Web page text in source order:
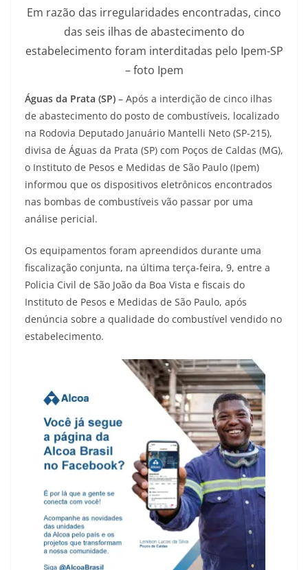
Em razão das irregularidades encontradas, cinco
das seis ilhas de abastecimento do
estabelecimento foram interditadas pelo Ipem-SP
– foto Ipem
Águas da Prata (SP) – Após a interdição de cinco ilhas
de abastecimento do posto de combustíveis, localizado
na Rodovia Deputado Januário Mantelli Neto (SP-215),
divisa de Águas da Prata (SP) com Poços de Caldas (MG),
o Instituto de Pesos e Medidas de São Paulo (Ipem)
informou que os dispositivos eletrônicos encontrados
nas bombas de combustíveis vão passar por uma
análise pericial.
Os equipamentos foram apreendidos durante uma
fiscalização conjunta, na última terça-feira, 9, entre a
Policia Civil de São João da Boa Vista e fiscais do
Instituto de Pesos e Medidas de São Paulo, após
denúncia sobre a qualidade do combustível vendido no
estabelecimento.